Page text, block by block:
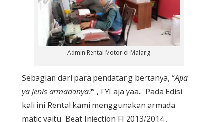
Admin Rental Motor di Malang
Sebagian dari para pendatang bertanya, “Apa
ya jenis armadanya?” , FYI aja yaa.. Pada Edisi
kali ini Rental kami menggunakan armada
matic yaitu Beat Injection FI 2013/2014 ,